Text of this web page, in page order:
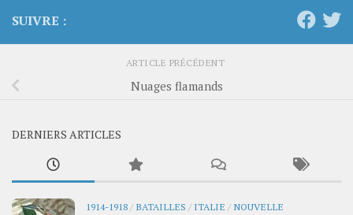
SUIVRE :
ARTICLE PRÉCÉDENT
Nuages flamands
DERNIERS ARTICLES
1914-1918 / BATAILLES / ITALIE / NOUVELLE